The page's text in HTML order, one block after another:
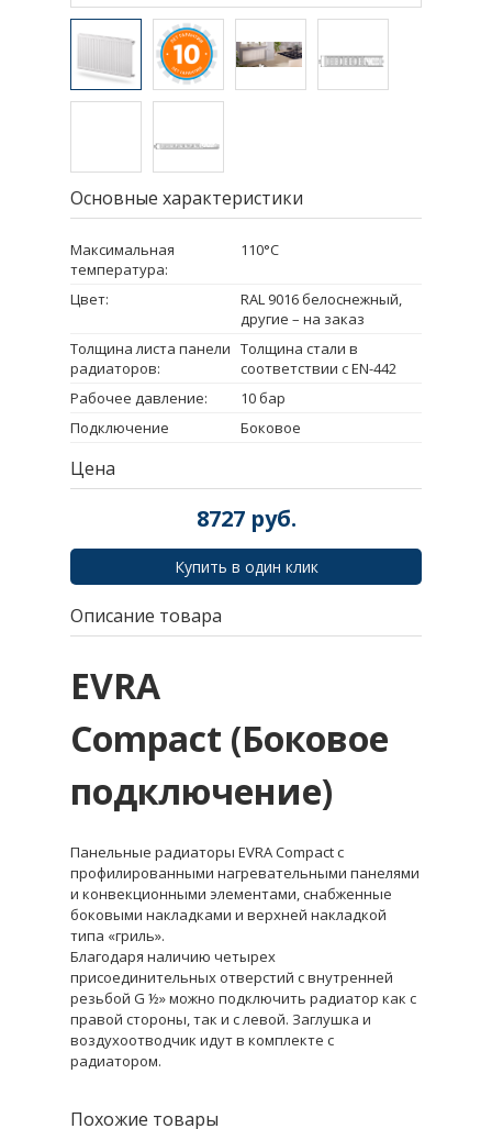
Основные характеристики
Максимальная
температура:
110°C
Цвет:
RAL 9016 белоснежный,
другие – на заказ
Толщина листа панели
радиаторов:
Толщина стали в
соответствии с EN-442
Рабочее давление:
10 бар
Подключение
Боковое
Цена
8727 руб.
Купить в один клик
Описание товара
EVRA
Compact (Боковое
подключение)
Панельные радиаторы EVRA Compact с
профилированными нагревательными панелями
и конвекционными элементами, снабженные
боковыми накладками и верхней накладкой
типа «гриль».
Благодаря наличию четырех
присоединительных отверстий с внутренней
резьбой G ½» можно подключить радиатор как с
правой стороны, так и с левой. Заглушка и
воздухоотводчик идут в комплекте с
радиатором.
Похожие товары